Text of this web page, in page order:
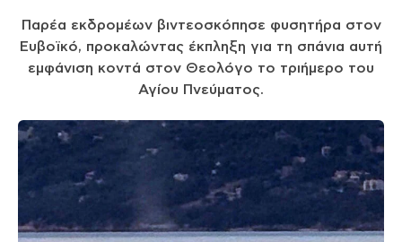
Παρέα εκδρομέων βιντεοσκόπησε φυσητήρα στον
Ευβοϊκό, προκαλώντας έκπληξη για τη σπάνια αυτή
εμφάνιση κοντά στον Θεολόγο το τριήμερο του
Αγίου Πνεύματος.